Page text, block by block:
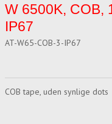
W 6500K, COB,
IP67
AT-W65-COB-3-IP67
COB tape, uden synlige dots